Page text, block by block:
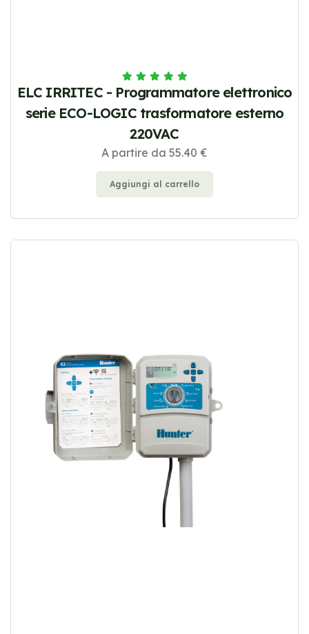
ELC IRRITEC - Programmatore elettronico
serie ECO-LOGIC trasformatore esterno
220VAC
A partire da 55.40 €
Aggiungi al carrello